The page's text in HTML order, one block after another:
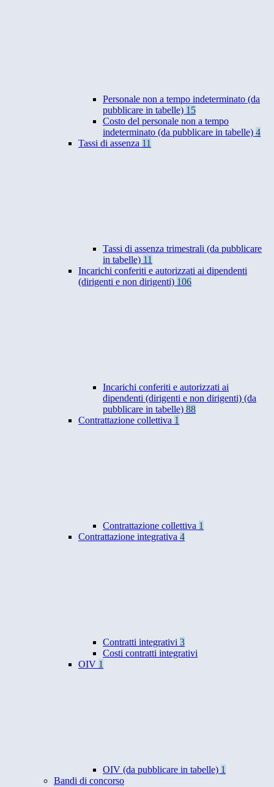
Personale non a tempo indeterminato (da
pubblicare in tabelle) 15
Costo del personale non a tempo
indeterminato (da pubblicare in tabelle) 4
Tassi di assenza 11
Tassi di assenza trimestrali (da pubblicare
in tabelle) 11
Incarichi conferiti e autorizzati ai dipendenti
(dirigenti e non dirigenti) 106
Incarichi conferiti e autorizzati ai
dipendenti (dirigenti e non dirigenti) (da
pubblicare in tabelle) 88
Contrattazione collettiva 1
Contrattazione collettiva 1
Contrattazione integrativa 4
Contratti integrativi 3
Costi contratti integrativi
OIV 1
OIV (da pubblicare in tabelle) 1
Bandi di concorso